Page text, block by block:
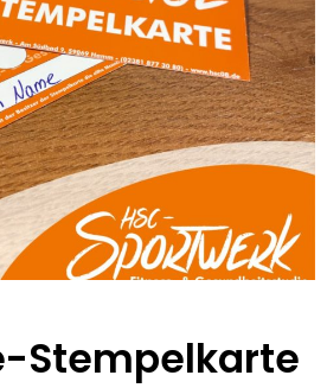
Stempelkarte